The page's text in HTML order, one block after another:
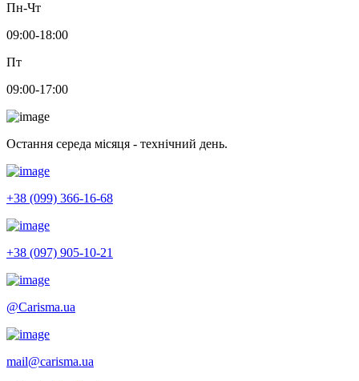
Пн-Чт
09:00-18:00
Пт
09:00-17:00
Остання середа місяця - технічний день.
+38 (099) 366-16-68
+38 (097) 905-10-21
@Carisma.ua
mail@carisma.ua